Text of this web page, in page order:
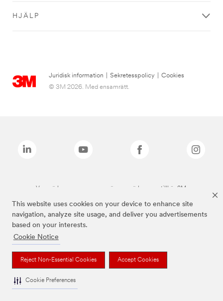
This website uses cookies on your device to enhance site
navigation, analyze site usage, and deliver you advertisements
based on your interests.
Cookie Notice
Reject Non-Essential Cookies Accept Cookies
Cookie Preferences
HJÄLP
Juridisk information Sekretesspolicy
Cookies
© 3M 2026. Med ensamrätt.
Varumärken som anges ovan är varumärken som tillhör 3M.